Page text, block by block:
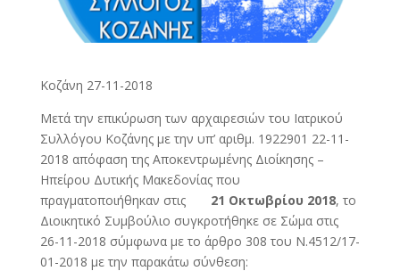
Κοζάνη 27-11-2018
Μετά την επικύρωση των αρχαιρεσιών του Ιατρικού
Συλλόγου Κοζάνης µε την υπ’ αριθµ. 1922901 22-11-
2018 απόφαση της Αποκεντρωµένης Διοίκησης –
Ηπείρου Δυτικής Μακεδονίας που
πραγματοποιήθηκαν στις 21 Οκτωβρίου 2018, το
Διοικητικό Συμβούλιο συγκροτήθηκε σε Σώμα στις
26-11-2018 σύμφωνα με το άρθρο 308 του Ν.4512/17-
01-2018 με την παρακάτω σύνθεση: